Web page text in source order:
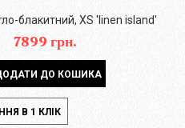
блакитний, XS 'linen island'
7899 грн.